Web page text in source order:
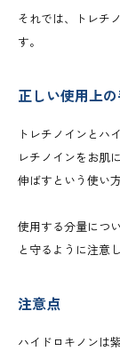
それでは、トレチ
す。
正しい使用上
トレチノインとハ
レチノインをお肌
伸ばすという使い
使用する分量につ
と守るように注意
注意点
ハイドロキノンは